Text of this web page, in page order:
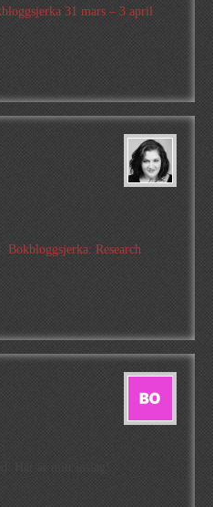
31 mars – 3 april
Bokbloggsjerka: Research